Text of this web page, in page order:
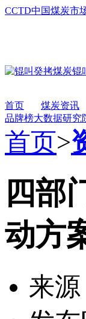
CCTD中国煤炭市
首页 煤炭资讯
品牌榜大数据研究
首页>
四部
动方
来